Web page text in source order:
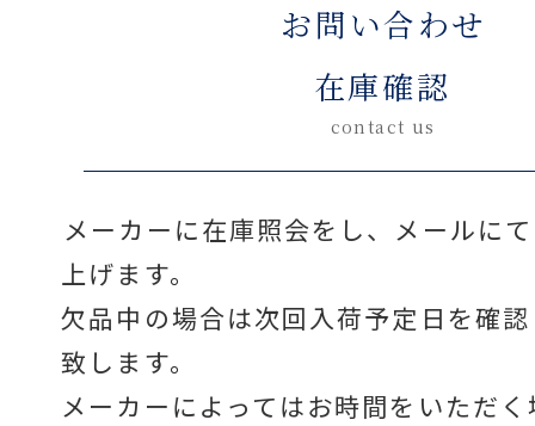
分銅
温度計・湿度計
タイマー
お問い合わせ
在庫確認
contact us
メーカーに在庫照会をし、メールに
上げます。
欠品中の場合は次回入荷予定日を確
致します。
メーカーによってはお時間をいただ